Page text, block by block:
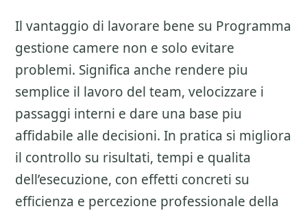
Il vantaggio di lavorare bene su Programma
gestione camere non e solo evitare
problemi. Significa anche rendere piu
semplice il lavoro del team, velocizzare i
passaggi interni e dare una base piu
affidabile alle decisioni. In pratica si migliora
il controllo su risultati, tempi e qualita
dell’esecuzione, con effetti concreti su
efficienza e percezione professionale della